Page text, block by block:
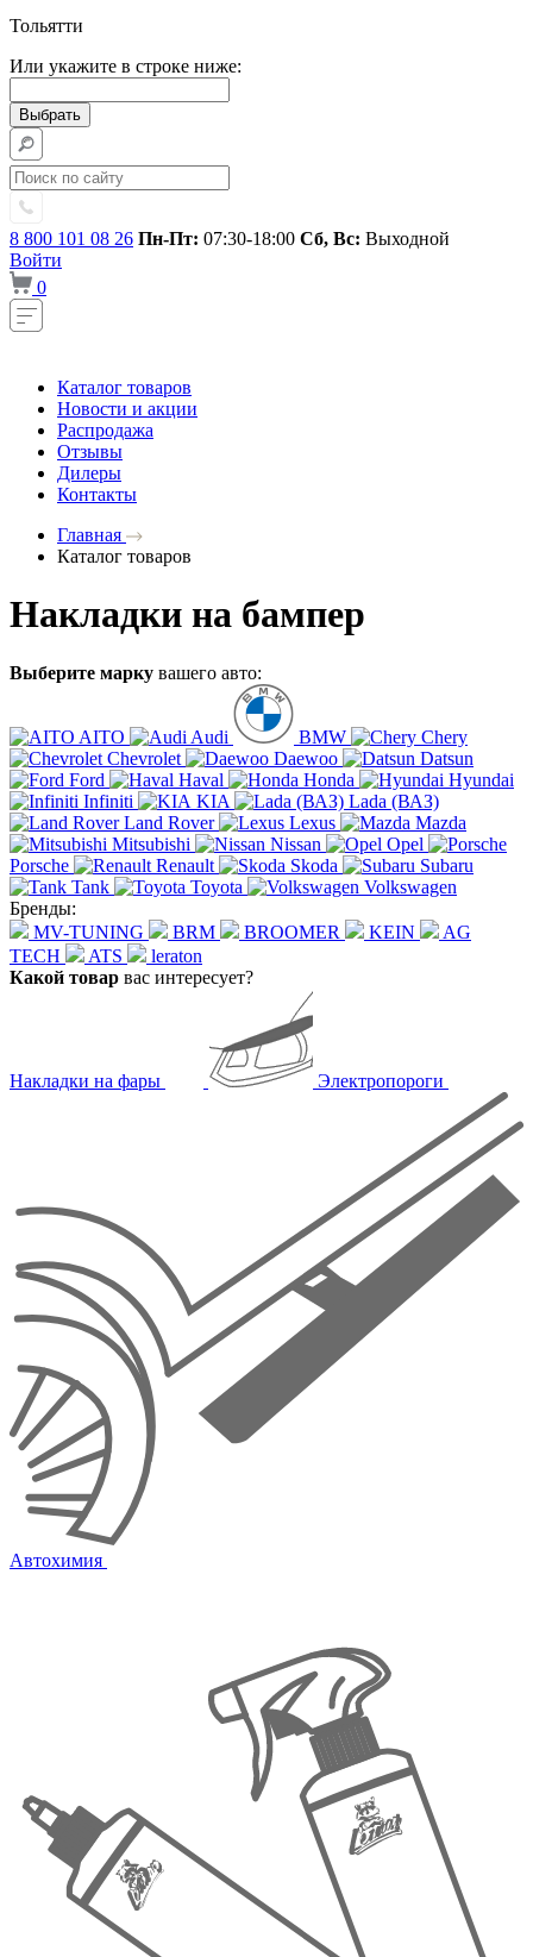
Тольятти
Или укажите в строке ниже:
8 800 101 08 26 Пн-Пт: 07:30-18:00 Сб, Вс: Выходной
Войти
0
Каталог товаров
Новости и акции
Распродажа
Отзывы
Дилеры
Контакты
Главная
Каталог товаров
Накладки на бампер
Выберите марку вашего авто:
AITO Audi BMW
Chery
Chevrolet
Daewoo
Datsun
Ford
Haval Honda
Hyundai
Infiniti
KIA
Lada (ВАЗ)
Land Rover
Lexus
Mazda
Mitsubishi
Nissan
Opel
Porsche
Renault Skoda
Subaru
Tank
Toyota
Volkswagen
Бренды:
MV-TUNING
BRM BROOMER KEIN
AG
TECH
ATS
leraton
Какой товар вас интересует?
Накладки на фары Электропороги
Автохимия